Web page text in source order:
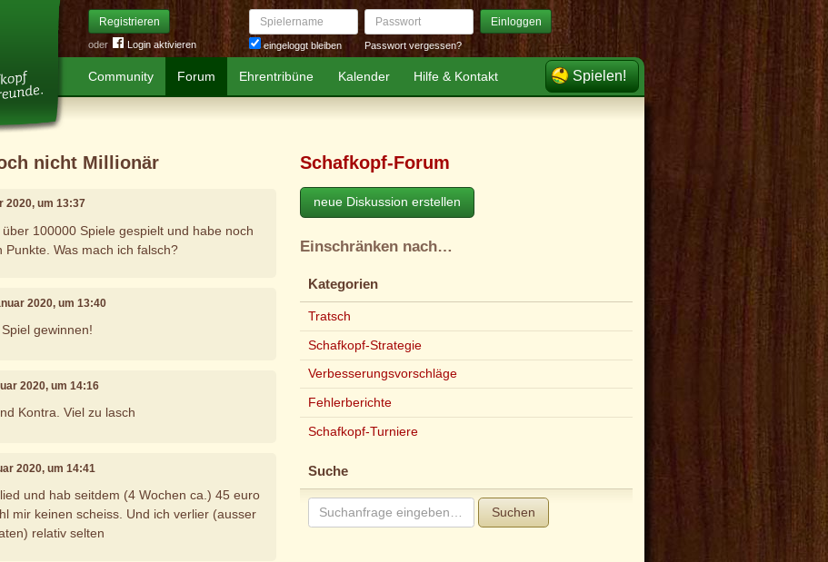
Registrieren
oder Login aktivieren
Spielername
eingeloggt bleiben
Passwort Einloggen
Passwort vergessen?
Community Forum Ehrentribüne Kalender Hilfe & Kontakt Spielen!
nicht Millionär
2020, um 13:37
100000 Spiele gespielt und habe noch
Punkte. Was mach ich falsch?
2020, um 13:40
gewinnen!
2020, um 14:16
Kontra. Viel zu lasch
2020, um 14:41
und hab seitdem (4 Wochen ca.) 45 euro
mir keinen scheiss. Und ich verlier (ausser
relativ selten
Schafkopf-Forum
neue Diskussion erstellen
Einschränken nach…
Kategorien
Tratsch
Schafkopf-Strategie
Verbesserungsvorschläge
Fehlerberichte
Schafkopf-Turniere
Suche
Suchen